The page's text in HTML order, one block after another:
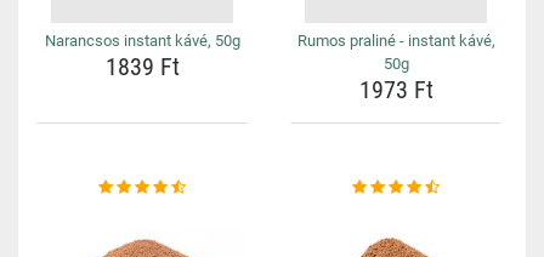
Narancsos instant kávé, 50g
1839 Ft
Rumos praliné - instant kávé,
50g
1973 Ft